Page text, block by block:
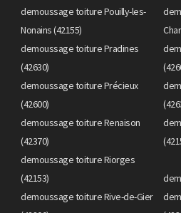
demoussage toiture Pouilly-les-
Nonains (42155)
demoussage toiture Pradines
(42630)
demoussage toiture Précieux
(42600)
demoussage toiture Renaison
(42370)
demoussage toiture Riorges
(42153)
demoussage toiture Rive-de-Gier